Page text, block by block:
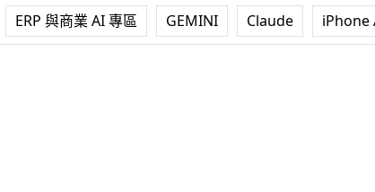
ERP 與商業 AI 專區 GEMINI Claude iPhone